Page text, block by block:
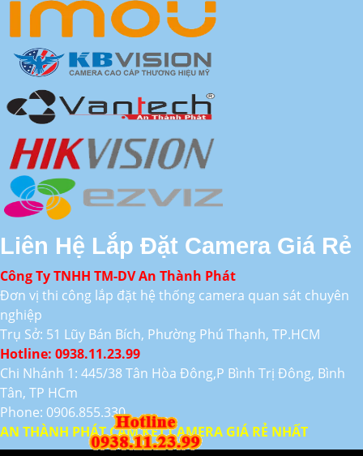
Liên Hệ Lắp Đặt Camera Giá Rẻ
Công Ty TNHH TM-DV An Thành Phát
Đơn vị thi công lắp đặt hệ thống camera quan sát chuyên
nghiệp
Trụ Sở: 51 Lũy Bán Bích, Phường Phú Thạnh, TP.HCM
Hotline: 0938.11.23.99
Chi Nhánh 1: 445/38 Tân Hòa Đông,P Bình Trị Đông, Bình
Tân, TP HCm
Phone: 0906.855.330
AN THÀNH PHÁT CAM KẾT CAMERA GIÁ RẺ NHẤT